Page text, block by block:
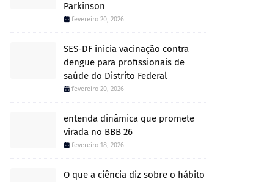
Parkinson
fevereiro 20, 2026
SES-DF inicia vacinação contra
dengue para profissionais de
saúde do Distrito Federal
fevereiro 20, 2026
entenda dinâmica que promete
virada no BBB 26
fevereiro 18, 2026
O que a ciência diz sobre o hábito